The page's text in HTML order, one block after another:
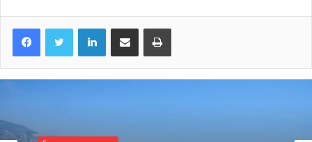
патио может использоваться как единое целое или
быть разделена на семь независимых конференц-залов.
двумя зданиями. На этой площади в 1300 квадратных
Торжественное открытие совпало с 25-летием
LinkedInПоделиться по электронной почте Распечатать